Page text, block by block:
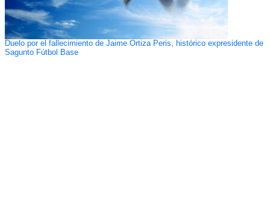
Duelo por el fallecimiento de Jaime Ortiza Peris, histórico expresidente de
Sagunto Fútbol Base